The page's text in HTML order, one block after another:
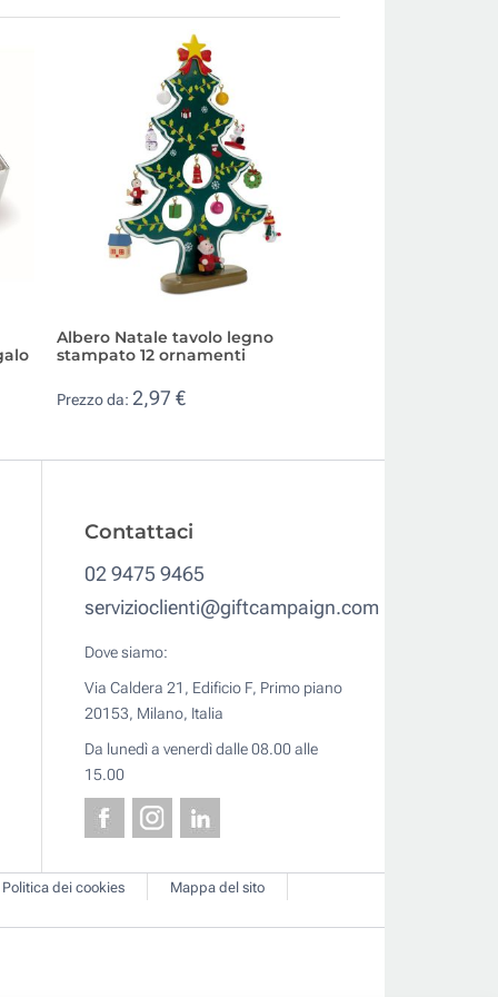
Albero Natale tavolo legno
stampato 12 ornamenti
Prezzo da: 2,97 €
Contattaci
02 9475 9465
servizioclienti@giftcampaign.com
Dove siamo:
Via Caldera 21, Edificio F, Primo piano
20153, Milano, Italia
Da lunedì a venerdì dalle 08.00 alle
15.00
Politica dei cookies
Mappa del sito